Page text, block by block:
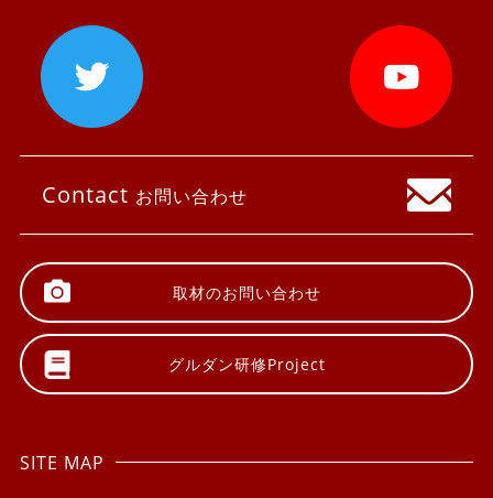
Contact お問い合わせ
取材のお問い合わせ
グルダン研修Project
SITE MAP